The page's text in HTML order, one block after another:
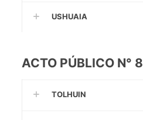
USHUAIA
ACTO PÚBLICO N° 8
TOLHUIN